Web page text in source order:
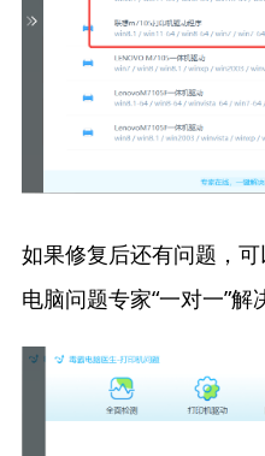
如果修复后还有问题，可
电脑问题专家“一对一”解